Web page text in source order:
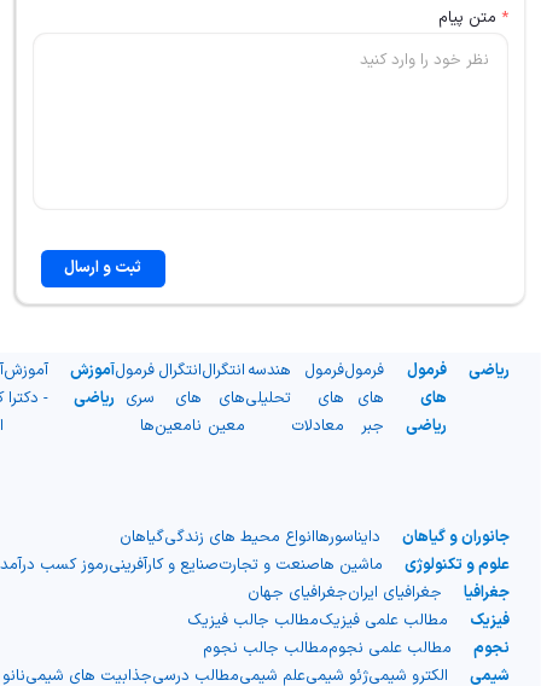
* متن پیام
ثبت و ارسال
ریاضی
فرمول
های
ریاضی
فرمول
های
جبر
فرمول
های
معادلات
هندسه
تحلیلی
انتگرال
های
معین
انتگرال
های
نامعین
فرمول
سری
ها
آموزش
ریاضی
آموزش
- دکترا
جانوران و گیاهان دایناسورهاانواع محیط های زندگیگیاهان
علوم و تکنولوژی
ماشین هاصنعت و تجارتصنایع و کارآفرینیرموز کسب درآمد
جغرافیا
جغرافیای ایرانجغرافیای جهان
فیزیک
مطالب علمی فیزیکمطالب جالب فیزیک
نجوم
مطالب علمی نجوممطالب جالب نجوم
شیمی
الکترو شیمیژئو شیمیعلم شیمیمطالب درسیجذابیت های شیمی